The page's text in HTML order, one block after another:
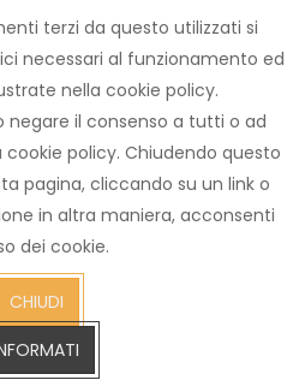
terzi da questo utilizzati si
necessari al funzionamento ed
nella cookie policy.
negare il consenso a tutti o ad
policy. Chiudendo questo
pagina, cliccando su un link o
in altra maniera, acconsenti
dei cookie.
CHIUDI
FINO A GENNAIO 2023